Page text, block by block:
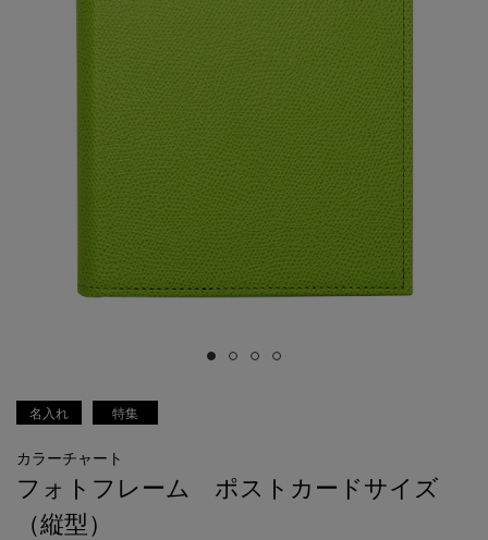
名入れ 特集
カラーチャート
フォトフレーム ポストカードサイズ
（縦型）